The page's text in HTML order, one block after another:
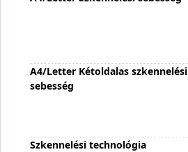
A4/Letter Kétoldalas szkennelési
sebesség
Szkennelési technológia